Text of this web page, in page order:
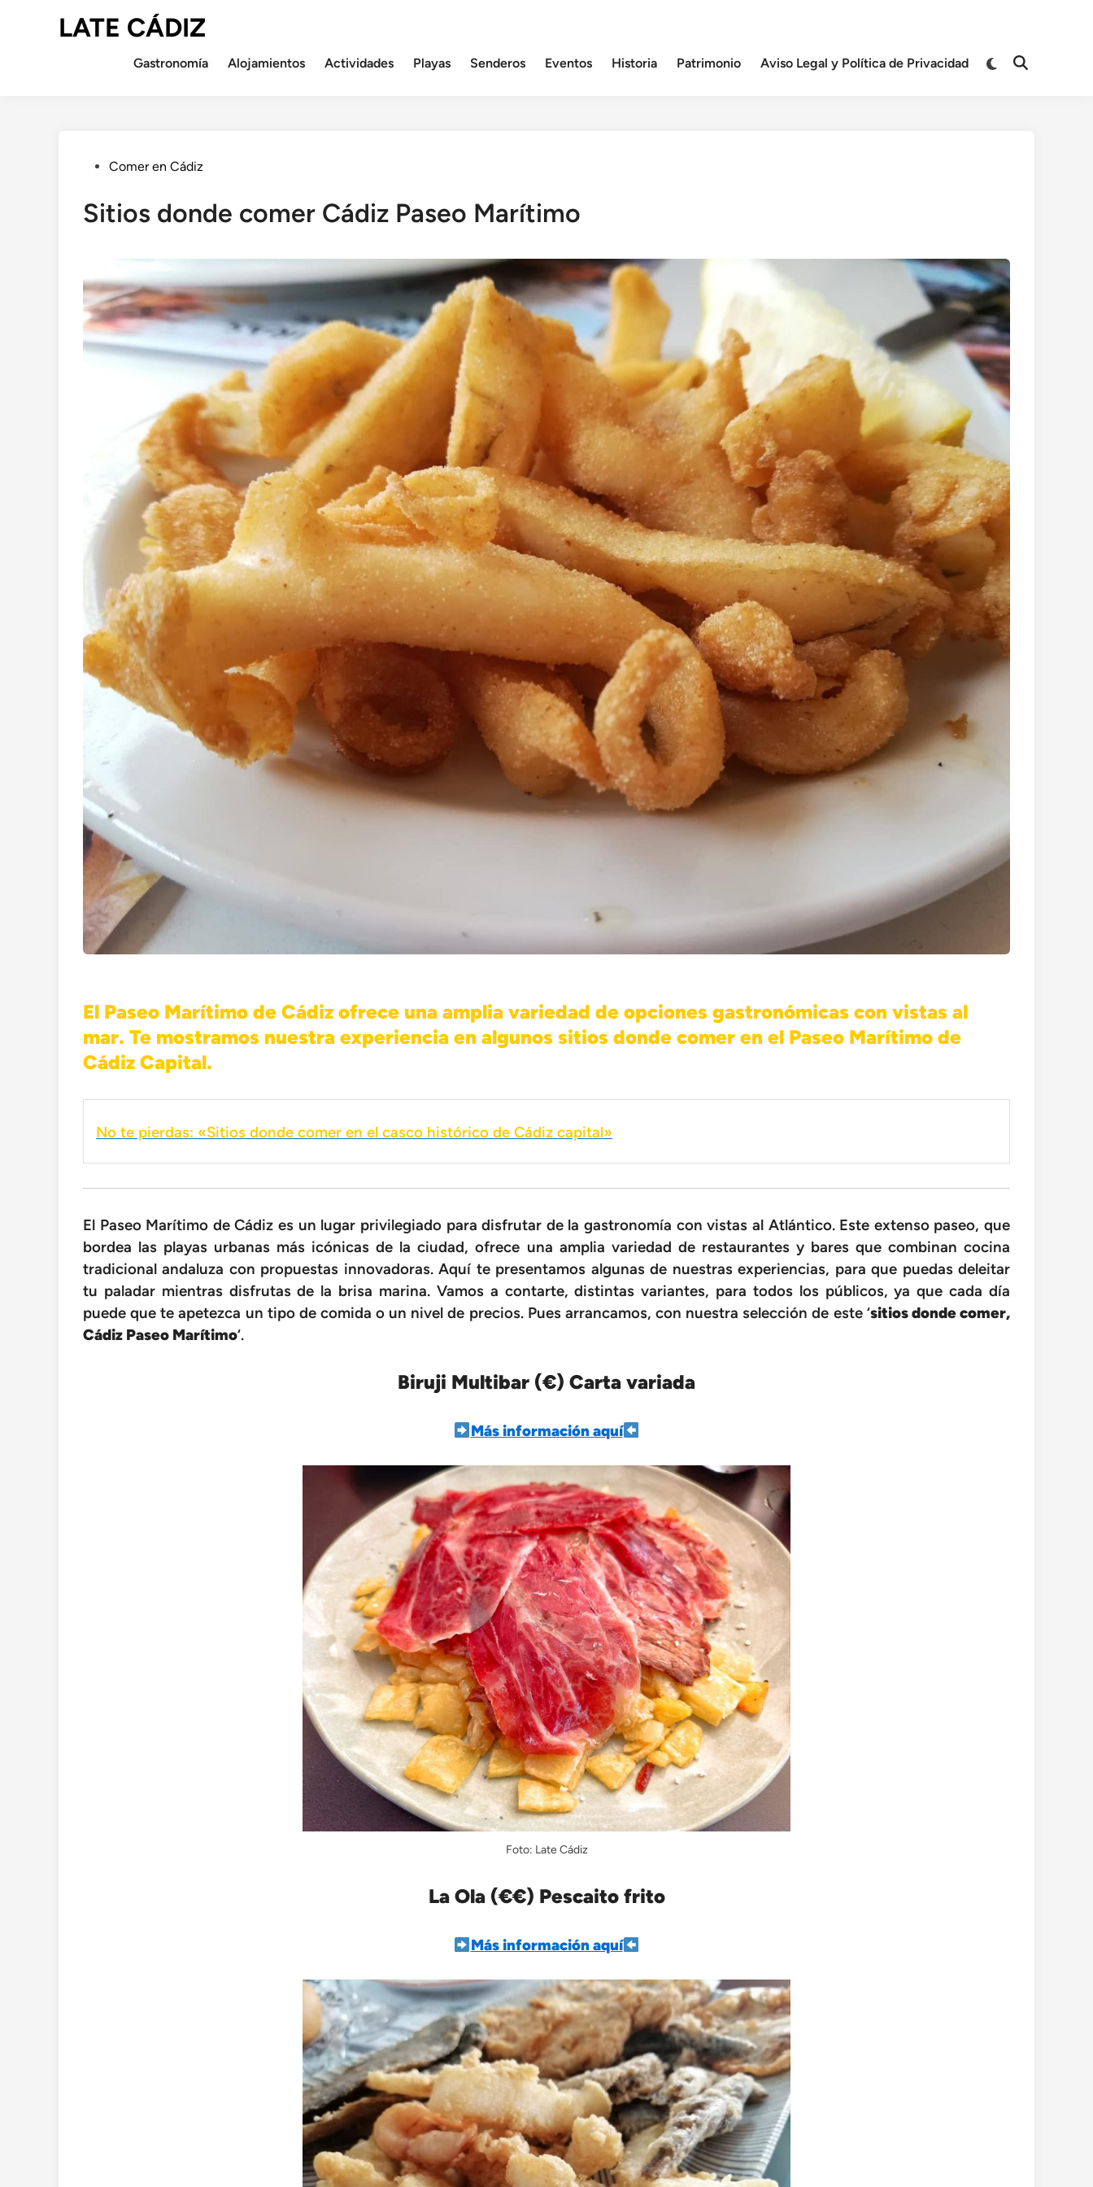
LATE CÁDIZ
Gastronomía Alojamientos Actividades Playas Senderos Eventos Historia Patrimonio Aviso Legal y Política de Privacidad
Cambiar
Abrir
Publicado
Comer en Cádiz
Sitios donde comer Cádiz Paseo Marítimo
El Paseo Marítimo de Cádiz ofrece una amplia variedad de opciones gastronómicas con vistas al
mar. Te mostramos nuestra experiencia en algunos sitios donde comer en el Paseo Marítimo de
Cádiz Capital.
No te pierdas: «Sitios donde comer en el casco histórico de Cádiz capital»
El Paseo Marítimo de Cádiz es un lugar privilegiado para disfrutar de la gastronomía con vistas al Atlántico. Este extenso paseo, que
bordea las playas urbanas más icónicas de la ciudad, ofrece una amplia variedad de restaurantes y bares que combinan cocina
tradicional andaluza con propuestas innovadoras. Aquí te presentamos algunas de nuestras experiencias, para que puedas deleitar
tu paladar mientras disfrutas de la brisa marina. Vamos a contarte, distintas variantes, para todos los públicos, ya que cada día
puede que te apetezca un tipo de comida o un nivel de precios. Pues arrancamos, con nuestra selección de este ‘sitios donde comer,
Cádiz Paseo Marítimo‘.
Biruji Multibar (€) Carta variada
Más información aquí
Foto: Late Cádiz
La Ola (€€) Pescaito frito
Más información aquí